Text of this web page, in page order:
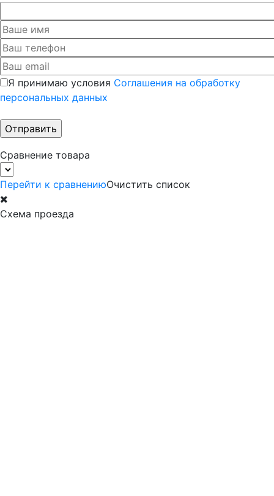
Я принимаю условия Соглашения на обработку
персональных данных
Сравнение товара
Перейти к сравнениюОчистить список
Схема проезда